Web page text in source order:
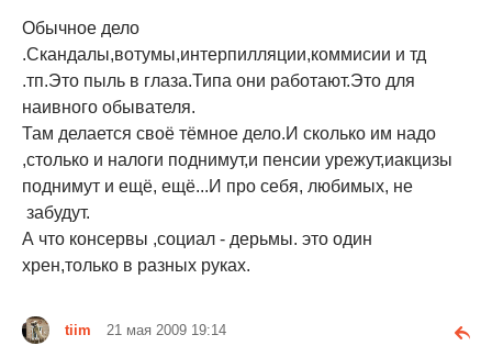
Обычное дело
.Скандалы,вотумы,интерпилляции,коммисии и тд
.тп.Это пыль в глаза.Типа они работают.Это для
наивного обывателя.
Там делается своё тёмное дело.И сколько им надо
,столько и налоги поднимут,и пенсии урежут,иакцизы
поднимут и ещё, ещё...И про себя, любимых, не
забудут.
А что консервы ,социал - дерьмы. это один
хрен,только в разных руках.
tiim 21 мая 2009 19:14